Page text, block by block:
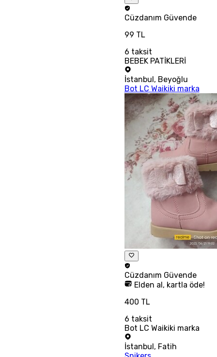
Cüzdanım Güvende
99 TL
6 taksit
BEBEK PATİKLERİ
İstanbul, Beyoğlu
Bot LC Waikiki marka
Cüzdanım Güvende
Elden al, kartla öde!
400 TL
6 taksit
Bot LC Waikiki marka
İstanbul , Fatih